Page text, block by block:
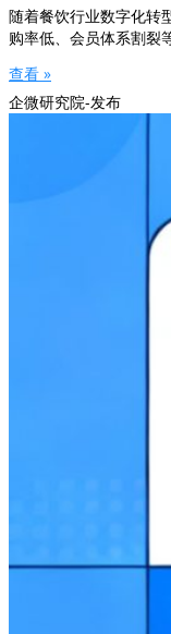
随着餐饮行业数字化转
购率低、会员体系割裂
查看 »
企微研究院-发布